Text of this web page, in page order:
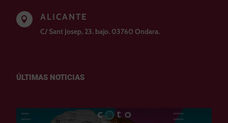
 ALICANTE
C/ Sant Josep, 23. bajo. 03760 Ondara.
ÚLTIMAS NOTICIAS